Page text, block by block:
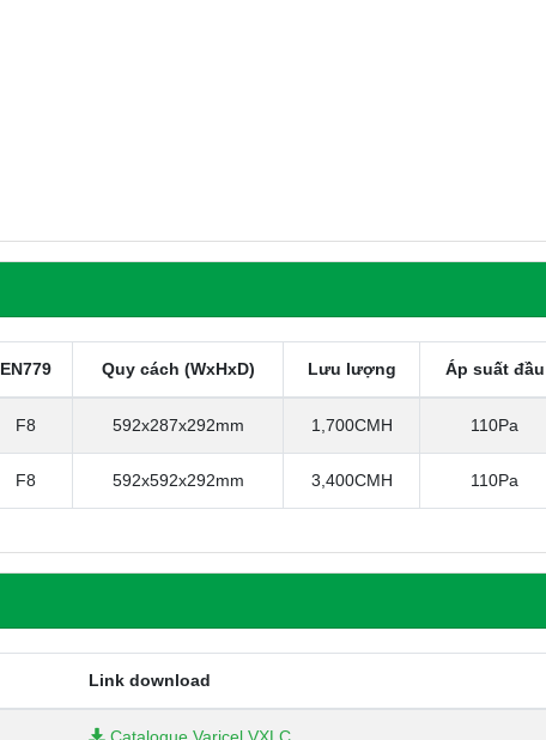
EN779 Quy cách (WxHxD) Lưu lượng Áp suất đầu
F8 592x287x292mm 1,700CMH 110Pa
F8 592x592x292mm 3,400CMH 110Pa
Link download